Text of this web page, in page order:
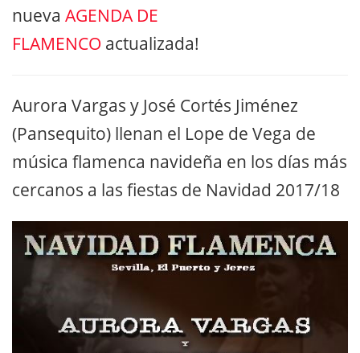
nueva AGENDA DE
FLAMENCO actualizada!
Aurora Vargas y José Cortés Jiménez
(Pansequito) llenan el Lope de Vega de
música flamenca navideña en los días más
cercanos a las fiestas de Navidad 2017/18